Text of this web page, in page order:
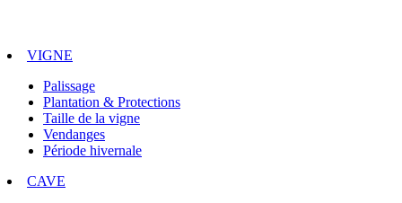
VIGNE
Palissage
Plantation & Protections
Taille de la vigne
Vendanges
Période hivernale
CAVE